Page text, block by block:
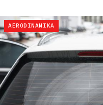
AERODINAMIKA